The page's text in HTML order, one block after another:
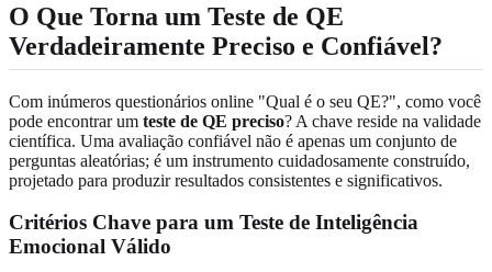
O Que Torna um Teste de QE
Verdadeiramente Preciso e Confiável?
Com inúmeros questionários online "Qual é o seu QE?", como você
pode encontrar um teste de QE preciso? A chave reside na validade
científica. Uma avaliação confiável não é apenas um conjunto de
perguntas aleatórias; é um instrumento cuidadosamente construído,
projetado para produzir resultados consistentes e significativos.
Critérios Chave para um Teste de Inteligência
Emocional Válido